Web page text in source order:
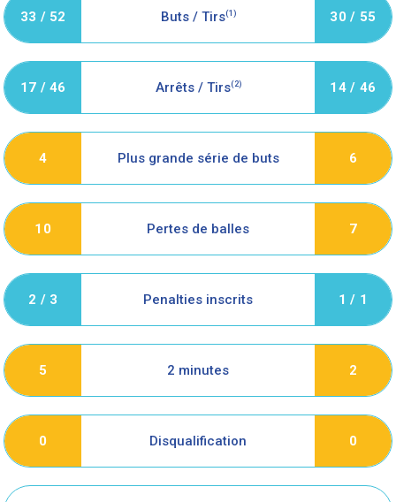
33 / 52 Buts / Tirs(1) 30 / 55
17 / 46 Arrêts / Tirs(2) 14 / 46
4 Plus grande série de buts 6
10 Pertes de balles 7
2 / 3 Penalties inscrits 1 / 1
5 2 minutes 2
0 Disqualification 0